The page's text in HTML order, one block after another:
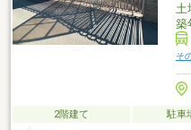
土
築
そ
2階建て 駐車